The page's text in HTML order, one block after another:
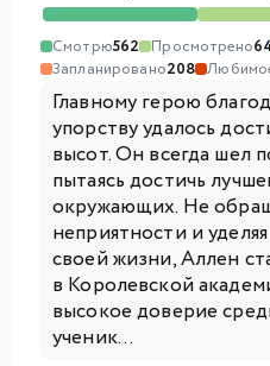
Смотрю562 Просмотрено
Запланировано208
Главному герою
упорству удалось
высот. Он всегда шел
пытаясь достичь
окружающих. Не
неприятности и
своей жизни, Аллен
в Королевской
высокое доверие
ученик...